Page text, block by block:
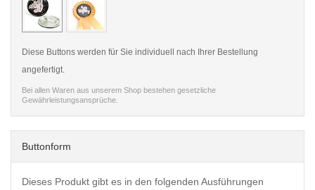
Diese Buttons werden für Sie individuell nach Ihrer Bestellung
angefertigt.
Bei allen Waren aus unserem Shop bestehen gesetzliche
Gewährleistungsansprüche.
Buttonform
Dieses Produkt gibt es in den folgenden Ausführungen